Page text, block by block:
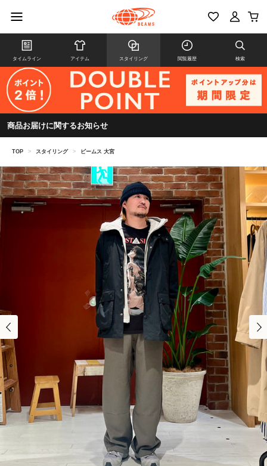
タイムライン アイテム スタイリング 閲覧履歴 検索
商品お届けに関するお知らせ
TOP > スタイリング > ビームス 大宮